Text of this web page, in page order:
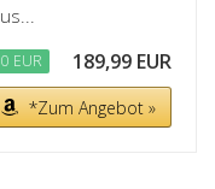
EUR 189,99 EUR
*Zum Angebot »